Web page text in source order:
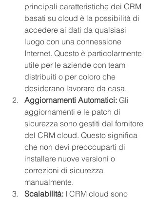
principali caratteristiche dei CRM
basati su cloud è la possibilità di
accedere ai dati da qualsiasi
luogo con una connessione
Internet. Questo è particolarmente
utile per le aziende con team
distribuiti o per coloro che
desiderano lavorare da casa.
Aggiornamenti Automatici: Gli
aggiornamenti e le patch di
sicurezza sono gestiti dal fornitore
del CRM cloud. Questo significa
che non devi preoccuparti di
installare nuove versioni o
correzioni di sicurezza
manualmente.
Scalabilità: I CRM cloud sono